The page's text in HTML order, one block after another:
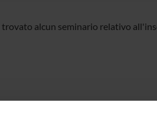
trovato alcun seminario relativo